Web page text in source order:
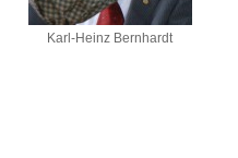
Karl-Heinz Bernhardt